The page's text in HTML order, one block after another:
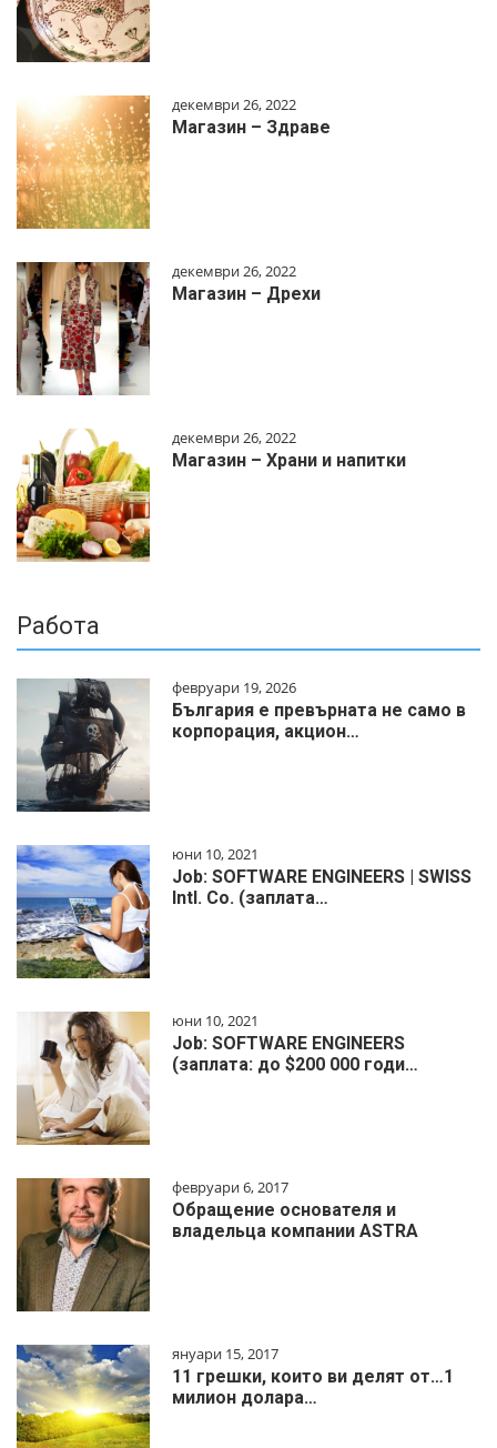
декември 26, 2022
Магазин – Здраве
декември 26, 2022
Магазин – Дрехи
декември 26, 2022
Магазин – Храни и напитки
Работа
февруари 19, 2026
България е превърната не само в
корпорация, акцион…
юни 10, 2021
Job: SOFTWARE ENGINEERS | SWISS
Intl. Co. (заплата…
юни 10, 2021
Job: SOFTWARE ENGINEERS
(заплата: до $200 000 годи…
февруари 6, 2017
Обращение основателя и
владельца компании ASTRA
януари 15, 2017
11 грешки, които ви делят от…1
милиoн дoлapa…